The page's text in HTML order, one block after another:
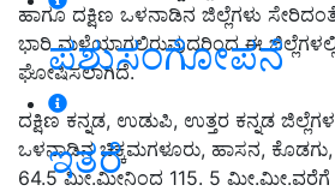
ಪಶುಸಂಗೋಪನೆ
ಇತರೆ
ಹಾಗೂ ದಕ್ಷಿಣ ಒಳನಾಡಿನ ಜಿಲ್ಲೆಗಳು ಸೇರಿದಂತೆ
ಭಾರಿ ಮಳೆಯಾಗಲಿರುವುದರಿಂದ ಈ
ಘೋಷಿಸಲಾಗಿದೆ.
ದಕ್ಷಿಣ ಕನ್ನಡ, ಉಡುಪಿ, ಉತ್ತರ ಕನ್ನಡ
ಒಳನಾಡಿನ ಚಿಕ್ಕಮಗಳೂರು, ಹಾಸನ, ಕೊಡಗು,
64.5 ಮೀ.ಮೀನಿಂದ 115. 5